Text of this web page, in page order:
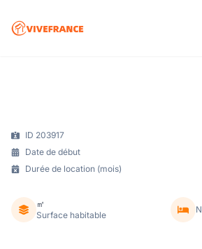
ID 203917
Date de début
Durée de location (mois)
㎡
Surface habitable